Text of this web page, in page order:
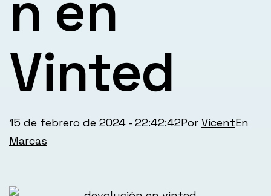
Vinted
Publicada
el
15 de febrero de 2024 - 22:42:42Por Vicent
Marcas